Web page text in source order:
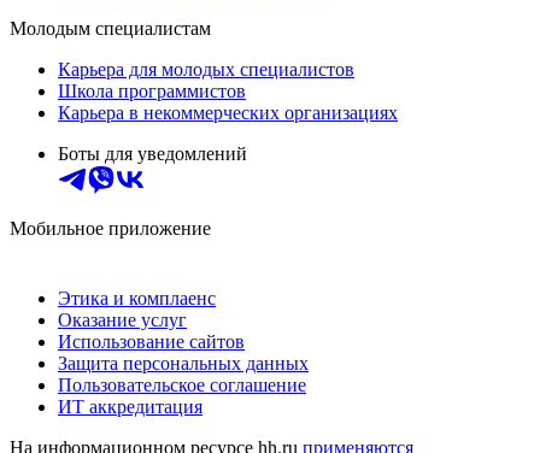
Молодым специалистам
Карьера для молодых специалистов
Школа программистов
Карьера в некоммерческих организациях
Боты для уведомлений
Мобильное приложение
Этика и комплаенс
Оказание услуг
Использование сайтов
Защита персональных данных
Пользовательское соглашение
ИТ аккредитация
На информационном ресурсе hh.ru применяются